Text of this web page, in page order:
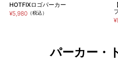
HOTFIXロゴパーカー
¥5,980（税込）
パーカー・